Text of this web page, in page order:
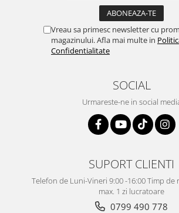
Vreau sa primesc newsletter cu
magazinului. Afla mai multe in
Confidentialitate
SOCIAL
Urmareste-ne in social
SUPORT CLIENTI
Telefon de Luni-Vineri 9:00 -16:00 Timp de
max. 1 zi lucratoare
0799 490 778